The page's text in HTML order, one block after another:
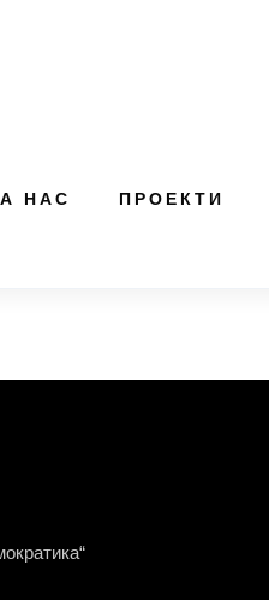
НАС ПРОЕКТИ